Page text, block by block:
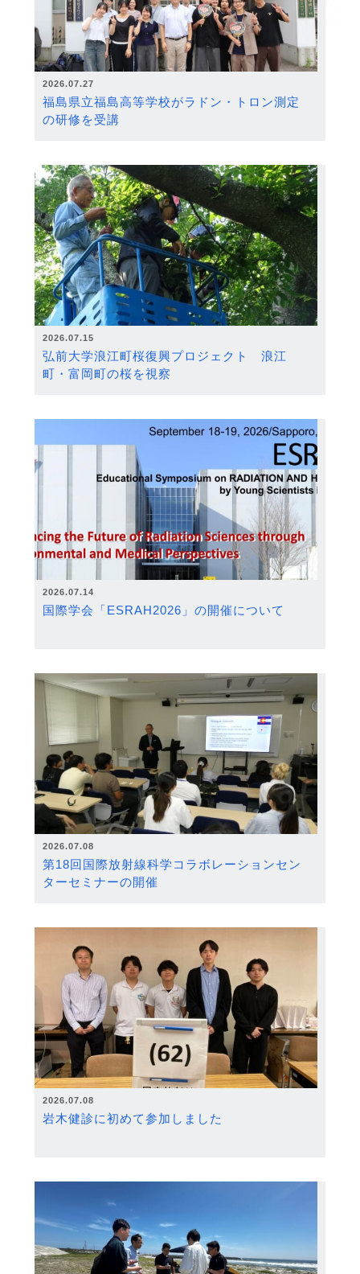
2026.07.27
福島県立福島高等学校がラドン・トロン測定
の研修を受講
2026.07.15
弘前大学浪江町桜復興プロジェクト 浪江
町・富岡町の桜を視察
2026.07.14
国際学会「ESRAH2026」の開催について
2026.07.08
第18回国際放射線科学コラボレーションセン
ターセミナーの開催
2026.07.08
岩木健診に初めて参加しました